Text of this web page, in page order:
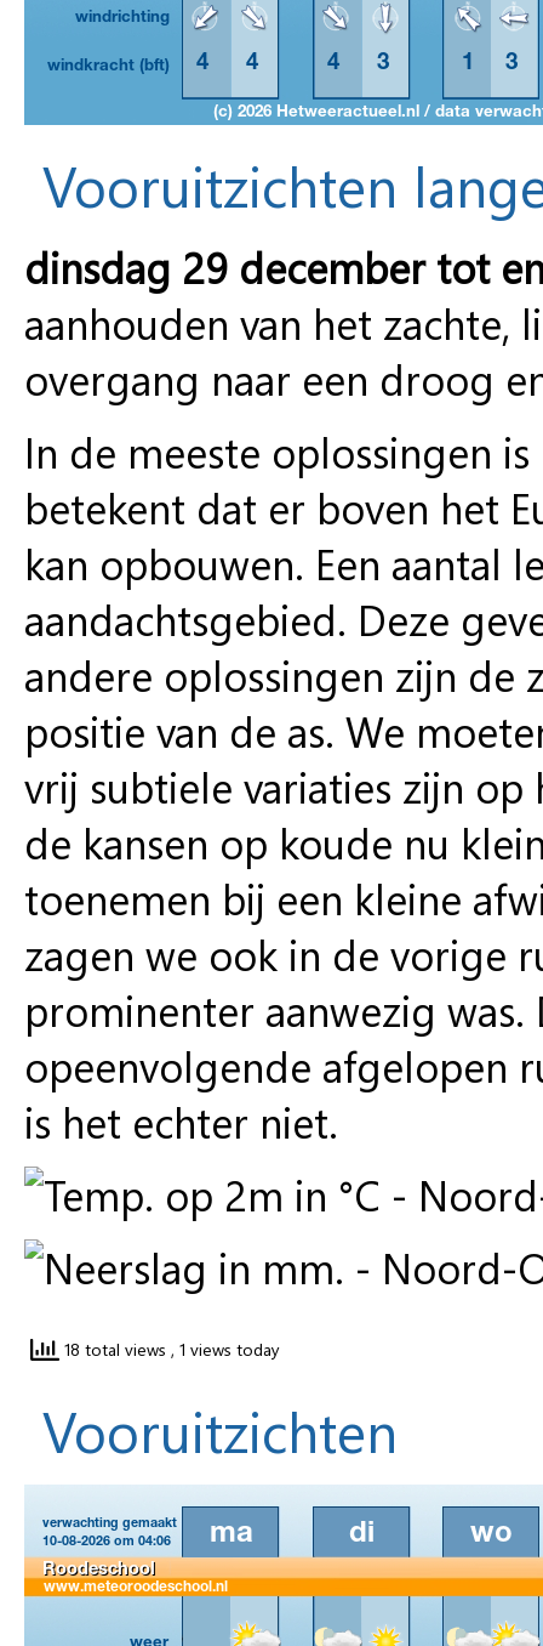
Vooruitzichten
dinsdag 29 december tot
aanhouden van het zachte,
overgang naar een droog
In de meeste oplossingen
betekent dat er boven het
kan opbouwen. Een aantal
aandachtsgebied. Deze
andere oplossingen zijn de
positie van de as. We
vrij subtiele variaties zijn
de kansen op koude nu
toenemen bij een kleine
zagen we ook in de vorige
prominenter aanwezig
opeenvolgende afgelopen
is het echter niet.
18 total views , 1 views today
Vooruitzichten